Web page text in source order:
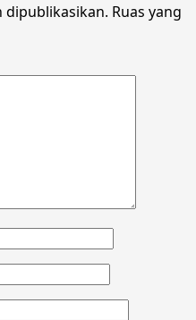
dipublikasikan. Ruas yang